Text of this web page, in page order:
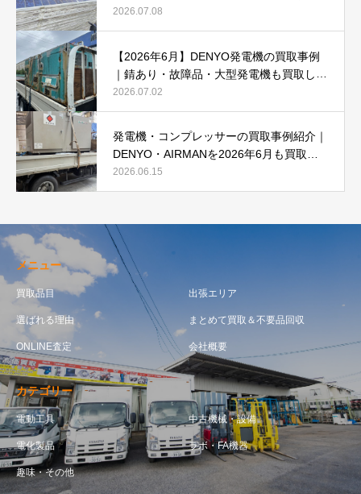
強化中です(^^♪
2026.07.08
【2026年6月】DENYO発電機の買取事例
｜錆あり・故障品・大型発電機も買取しま
した
2026.07.02
発電機・コンプレッサーの買取事例紹介｜
DENYO・AIRMANを2026年6月も買取強
化中
2026.06.15
メニュー
買取品目 出張エリア
選ばれる理由 まとめて買取＆不要品回収
ONLINE査定 会社概要
カテゴリー
電動工具 中古機械・設備
電化製品 ラボ・FA機器
趣味・その他